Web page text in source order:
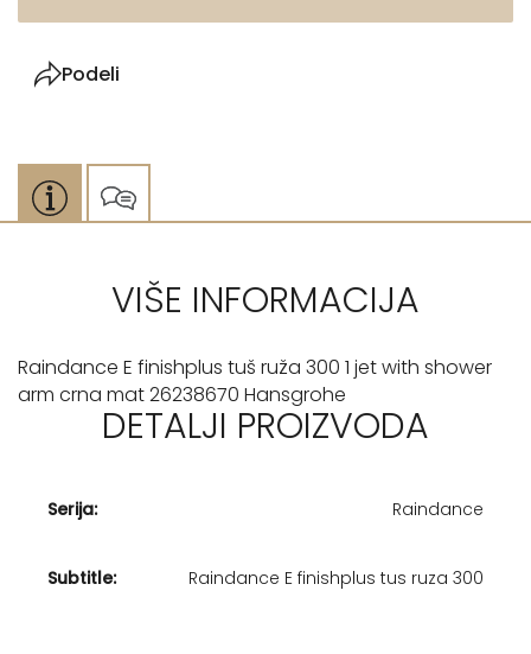
Podeli
VIŠE INFORMACIJA
Raindance E finishplus tuš ruža 300 1 jet with shower
arm crna mat 26238670 Hansgrohe
DETALJI PROIZVODA
Serija: Raindance
Subtitle: Raindance E finishplus tus ruza 300